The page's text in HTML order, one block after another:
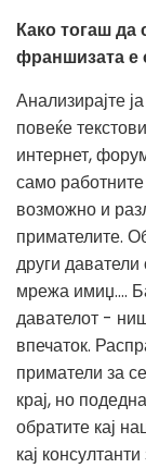
Како тогаш
франшизата е
Анализирајте
повеќе
интернет,
само
возможно и
примателите.
други
мрежа имиџ….
давателот -
впечаток.
приматели за
крај, но
обратите кај
кај